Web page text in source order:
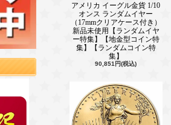
アメリカ イーグル金貨 1/10
オンス ランダムイヤー
（17mmクリアケース付き）
新品未使用【ランダムイヤ
ー特集】【地金型コイン特
集】【ランダムコイン特
集】
90,851円(税込)